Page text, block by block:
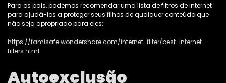
Para os pais, podemos recomendar uma lista de filtros de internet
para ajudá-los a proteger seus filhos de qualquer conteúdo que
não seja apropriado para eles:
https://famisafe.wondershare.com/internet-filter/best-internet-
filters.html
Autoexclusão